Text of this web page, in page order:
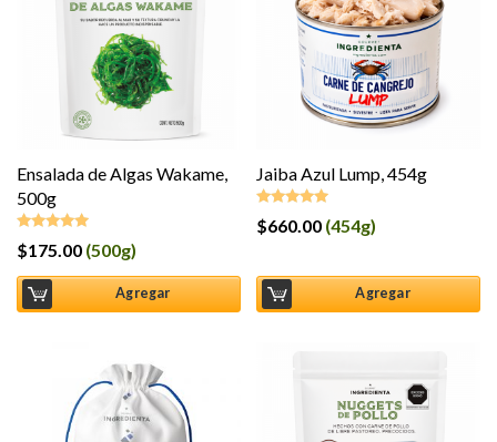
Ensalada de Algas Wakame,
500g
Valorado en
$175.00 (500g)
Agregar
Jaiba Azul Lump, 454g
Valorado en
$660.00 (454g)
Agregar